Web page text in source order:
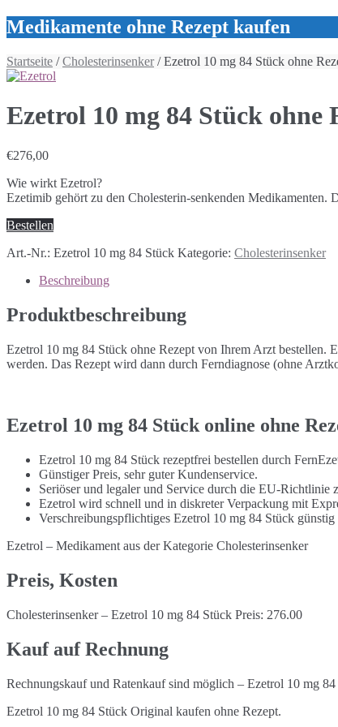
Medikamente ohne Rezept kaufen
Startseite /Cholesterinsenker/ Ezetrol 10 mg 84 Stück ohne
Ezetrol 10 mg 84 Stück ohne
€276,00
Wie wirkt Ezetrol?
Ezetimib gehört zu den Cholesterin-senkenden
Bestellen
Art.-Nr.: Ezetrol 10 mg 84 Stück Kategorie: Cholesterinsenker
Beschreibung
Produktbeschreibung
Ezetrol 10 mg 84 Stück ohne Rezept von Ihrem Arzt bestellen.
werden. Das Rezept wird dann durch Ferndiagnose (ohne
Ezetrol 10 mg 84 Stück online ohne
Ezetrol 10 mg 84 Stück rezeptfrei bestellen durch
Günstiger Preis, sehr guter Kundenservice.
Seriöser und legaler und Service durch die EU-Richtlinie
Ezetrol wird schnell und in diskreter Verpackung mit
Verschreibungspflichtiges Ezetrol 10 mg 84 Stück
Ezetrol – Medikament aus der Kategorie Cholesterinsenker
Preis, Kosten
Cholesterinsenker – Ezetrol 10 mg 84 Stück Preis: 276.00
Kauf auf Rechnung
Rechnungskauf und Ratenkauf sind möglich – Ezetrol 10 mg
Ezetrol 10 mg 84 Stück Original kaufen ohne Rezept.